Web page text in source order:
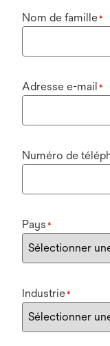
Nom de famille*
Adresse e-mail *
Numéro de
Pays *
Industrie*